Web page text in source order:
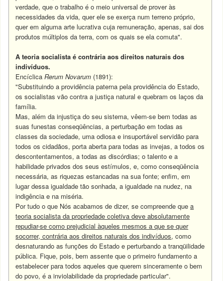
verdade, que o trabalho é o meio universal de prover às
necessidades da vida, quer ele se exerça num terreno próprio,
quer em alguma arte lucrativa cuja remuneração, apenas, sai dos
produtos múltiplos da terra, com os quais se ela comuta".
A teoria socialista é contrária aos direitos naturais dos
indivíduos.
EncíclicaRerum Novarum (1891):
"Substituindo a providência paterna pela providência do Estado,
os socialistas vão contra a justiça natural e quebram os laços da
família.
Mas, além da injustiça do seu sistema, vêem-se bem todas as
suas funestas conseqüências, a perturbação em todas as
classes da sociedade, uma odiosa e insuportável servidão para
todos os cidadãos, porta aberta para todas as invejas, a todos os
descontentamentos, a todas as discórdias; o talento e a
habilidade privados dos seus estímulos, e, como conseqüência
necessária, as riquezas estancadas na sua fonte; enfim, em
lugar dessa igualdade tão sonhada, a igualdade na nudez, na
indigência e na miséria.
Por tudo o que Nós acabamos de dizer, se compreende quea
teoria socialista da propriedade coletiva deve absolutamente
repudiar-se como prejudicial àqueles mesmos a que se quer
socorrer, contrária aos direitos naturais dos indivíduos, como
desnaturando as funções do Estado e perturbando a tranqüilidade
pública. Fique, pois, bem assente que o primeiro fundamento a
estabelecer para todos aqueles que querem sinceramente o bem
do povo, é a inviolabilidade da propriedade particular".